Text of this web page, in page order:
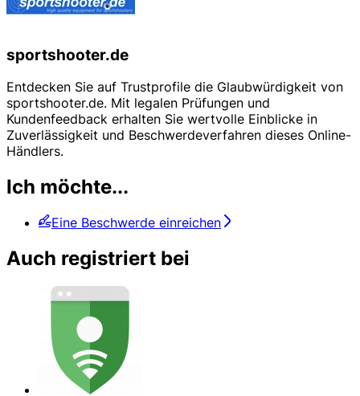
sportshooter.de
Entdecken Sie auf Trustprofile die Glaubwürdigkeit von
sportshooter.de. Mit legalen Prüfungen und
Kundenfeedback erhalten Sie wertvolle Einblicke in
Zuverlässigkeit und Beschwerdeverfahren dieses Online-
Händlers.
Ich möchte...
Eine Beschwerde einreichen
Auch registriert bei